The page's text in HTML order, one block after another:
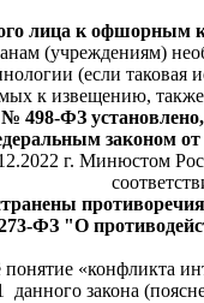
лица к офшорным
(учреждениям)
(если таковая
к извещению, также
№ 498-ФЗ
законом
г. Минюстом
ФЗ "О
«конфликта
данного закона